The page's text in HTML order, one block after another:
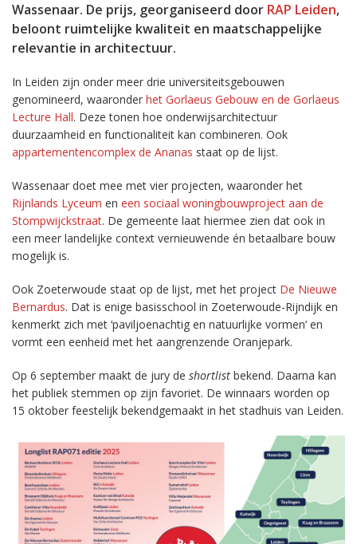
Wassenaar. De prijs, georganiseerd door RAP Leiden,
beloont ruimtelijke kwaliteit en maatschappelijke
relevantie in architectuur.
In Leiden zijn onder meer drie universiteitsgebouwen
genomineerd, waaronder het Gorlaeus Gebouw en de Gorlaeus
Lecture Hall. Deze tonen hoe onderwijsarchitectuur
duurzaamheid en functionaliteit kan combineren. Ook
appartementencomplex de Ananas staat op de lijst.
Wassenaar doet mee met vier projecten, waaronder het
Rijnlands Lyceum en een sociaal woningbouwproject aan de
Stompwijckstraat. De gemeente laat hiermee zien dat ook in
een meer landelijke context vernieuwende én betaalbare bouw
mogelijk is.
Ook Zoeterwoude staat op de lijst, met het project De Nieuwe
Bernardus. Dat is enige basisschool in Zoeterwoude-Rijndijk en
kenmerkt zich met ‘paviljoenachtig en natuurlijke vormen’ en
vormt een eenheid met het aangrenzende Oranjepark.
Op 6 september maakt de jury de shortlist bekend. Daarna kan
het publiek stemmen op zijn favoriet. De winnaars worden op
15 oktober feestelijk bekendgemaakt in het stadhuis van Leiden.